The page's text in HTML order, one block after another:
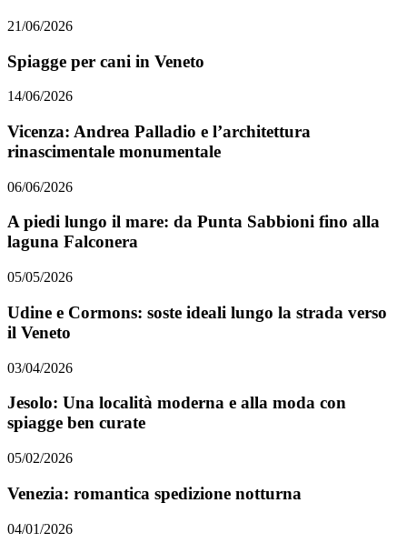
21/06/2026
Spiagge per cani in Veneto
14/06/2026
Vicenza: Andrea Palladio e l’architettura
rinascimentale monumentale
06/06/2026
A piedi lungo il mare: da Punta Sabbioni fino alla
laguna Falconera
05/05/2026
Udine e Cormons: soste ideali lungo la strada verso
il Veneto
03/04/2026
Jesolo: Una località moderna e alla moda con
spiagge ben curate
05/02/2026
Venezia: romantica spedizione notturna
04/01/2026